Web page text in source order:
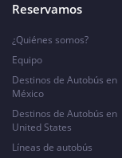
Reservamos
¿Quiénes somos?
Equipo
Destinos de Autobús en
México
Destinos de Autobús en
United States
Líneas de autobús